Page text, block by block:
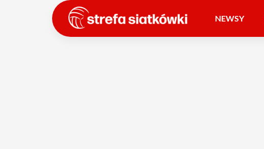
NEWSY